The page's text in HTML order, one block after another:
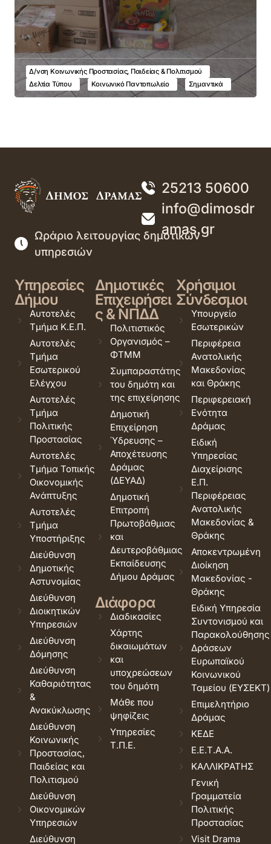
Δ/νση Κοινωνικής Προστασίας, Παιδείας & Πολιτισμού
Δελτία Τύπου
Κοινωνικό Παντοπωλείο Σημαντικά
25213 50600
info@dimosdr
amas.gr
Ωράριο λειτουργίας δημοτικών
υπηρεσιών
Υπηρεσίες
Δήμου
Αυτοτελές
Τμήμα Κ.Ε.Π.
Αυτοτελές
Τμήμα
Εσωτερικού
Ελέγχου
Αυτοτελές
Τμήμα
Πολιτικής
Προστασίας
Αυτοτελές
Τμήμα Τοπικής
Οικονομικής
Ανάπτυξης
Αυτοτελές
Τμήμα
Υποστήριξης
Διεύθυνση
Δημοτικής
Αστυνομίας
Διεύθυνση
Διοικητικών
Υπηρεσιών
Διεύθυνση
Δόμησης
Διεύθυνση
Καθαριότητας
&
Ανακύκλωσης
Διεύθυνση
Κοινωνικής
Προστασίας,
Παιδείας και
Πολιτισμού
Διεύθυνση
Οικονομικών
Υπηρεσιών
Διεύθυνση
Δημοτικές
Επιχειρήσει
ς & ΝΠΔΔ
Πολιτιστικός
Οργανισμός –
ΦΤΜΜ
Συμπαραστάτης
του δημότη και
της επιχείρησης
Δημοτική
Επιχείρηση
Ύδρευσης –
Αποχέτευσης
Δράμας
(ΔΕΥΑΔ)
Δημοτική
Επιτροπή
Πρωτοβάθμιας
και
Δευτεροβάθμιας
Εκπαίδευσης
Δήμου Δράμας
Διάφορα
Διαδικασίες
Χάρτης
δικαιωμάτων
και
υποχρεώσεων
του δημότη
Μάθε που
ψηφίζεις
Υπηρεσίες
Τ.Π.Ε.
Χρήσιμοι
Σύνδεσμοι
Υπουργείο
Εσωτερικών
Περιφέρεια
Ανατολικής
Μακεδονίας
και Θράκης
Περιφερειακή
Ενότητα
Δράμας
Ειδική
Υπηρεσίας
Διαχείρισης
Ε.Π.
Περιφέρειας
Ανατολικής
Μακεδονίας &
Θράκης
Αποκεντρωμένη
Διοίκηση
Μακεδονίας -
Θράκης
Ειδική Υπηρεσία
Συντονισμού και
Παρακολούθησης
Δράσεων
Ευρωπαϊκού
Κοινωνικού
Ταμείου (ΕΥΣΕΚΤ)
Επιμελητήριο
Δράμας
ΚΕΔΕ
Ε.Ε.Τ.Α.Α.
ΚΑΛΛΙΚΡΑΤΗΣ
Γενική
Γραμματεία
Πολιτικής
Προστασίας
Visit Drama